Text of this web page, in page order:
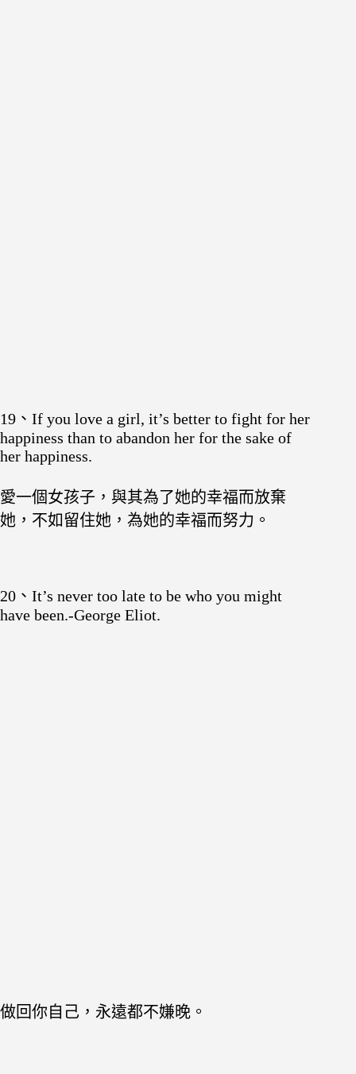
19、If you love a girl, it’s better to fight for her
happiness than to abandon her for the sake of
her happiness.
愛一個女孩子，與其為了她的幸福而放棄
她，不如留住她，為她的幸福而努力。
20、It’s never too late to be who you might
have been.-George Eliot.
做回你自己，永遠都不嫌晚。